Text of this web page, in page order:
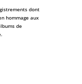
dont
hommage aux
de